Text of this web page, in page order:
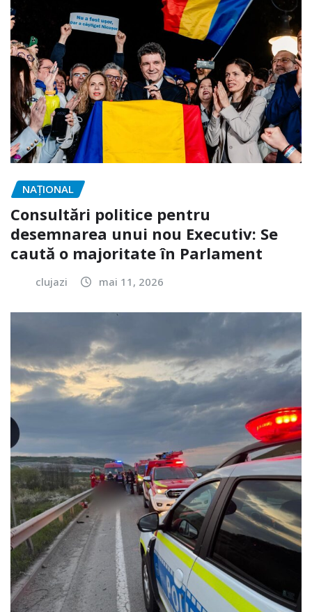
NAŢIONAL
Consultări politice pentru
desemnarea unui nou Executiv: Se
caută o majoritate în Parlament
clujazi mai 11, 2026